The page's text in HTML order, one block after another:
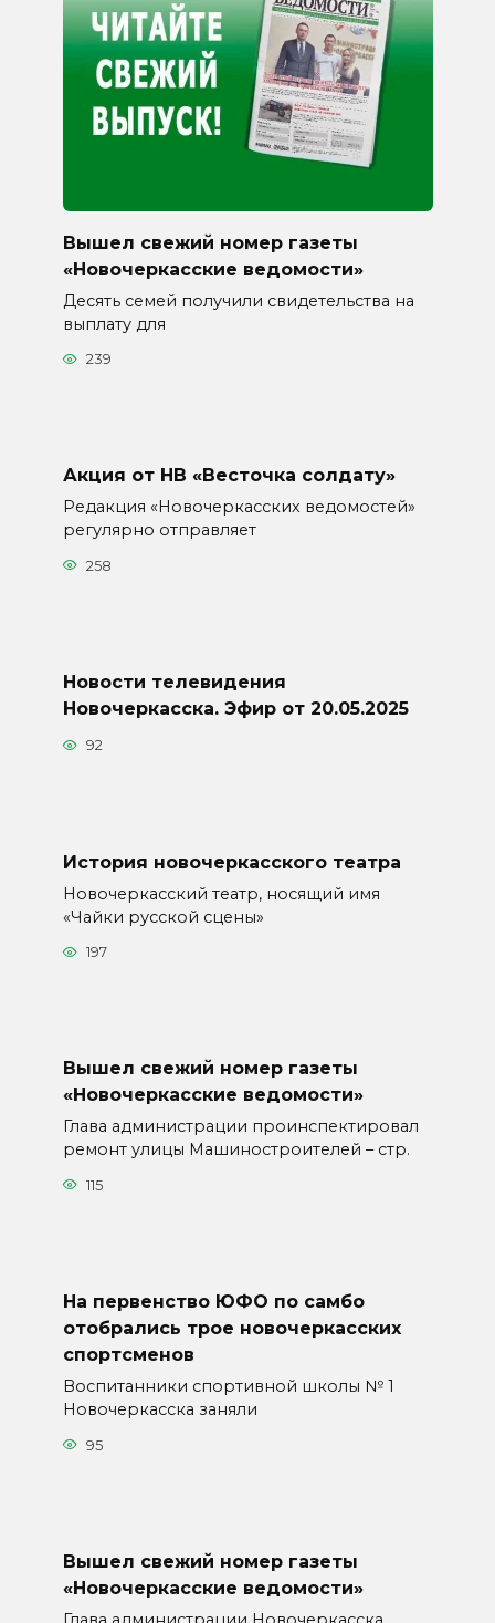
Вышел свежий номер газеты
«Новочеркасские ведомости»
Десять семей получили свидетельства на
выплату для
239
Акция от НВ «Весточка солдату»
Редакция «Новочеркасских ведомостей»
регулярно отправляет
258
Новости телевидения
Новочеркасска. Эфир от 20.05.2025
92
История новочеркасского театра
Новочеркасский театр, носящий имя
«Чайки русской сцены»
197
Вышел свежий номер газеты
«Новочеркасские ведомости»
Глава администрации проинспектировал
ремонт улицы Машиностроителей – стр.
115
На первенство ЮФО по самбо
отобрались трое новочеркасских
спортсменов
Воспитанники спортивной школы № 1
Новочеркасска заняли
95
Вышел свежий номер газеты
«Новочеркасские ведомости»